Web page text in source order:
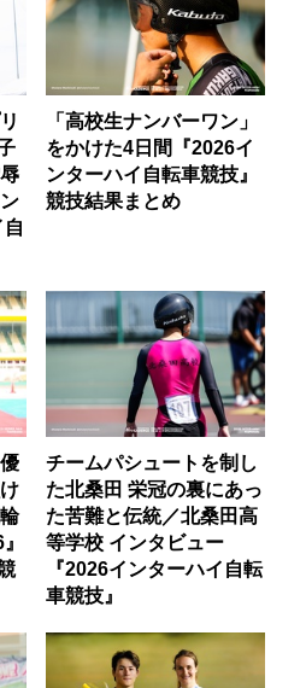
「高校生ナンバーワン」
をかけた4日間『2026イ
ンターハイ自転車競技』
競技結果まとめ
チームパシュートを制し
た北桑田 栄冠の裏にあっ
た苦難と伝統／北桑田高
等学校 インタビュー
『2026インターハイ自転
車競技』